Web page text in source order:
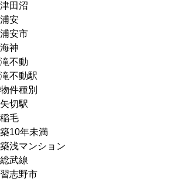
津田沼
浦安
浦安市
海神
滝不動
滝不動駅
物件種別
矢切駅
稲毛
築10年未満
築浅マンション
総武線
習志野市